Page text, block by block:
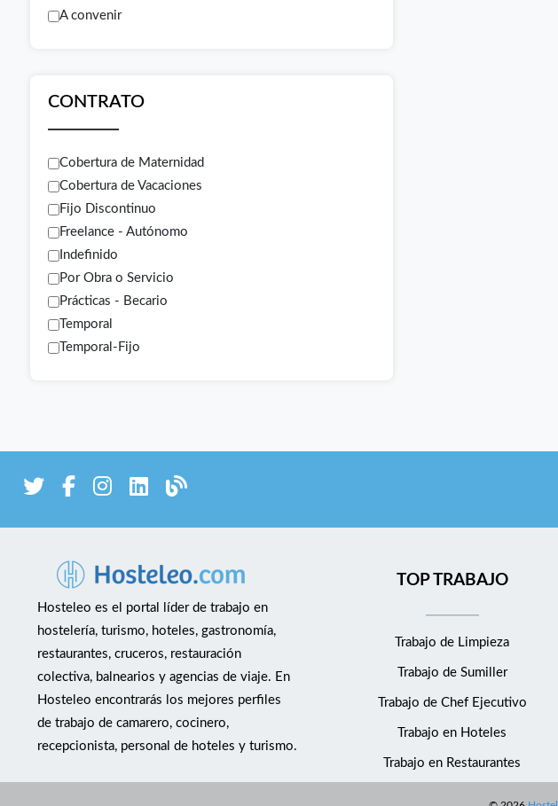
A convenir
CONTRATO
Cobertura de Maternidad
Cobertura de Vacaciones
Fijo Discontinuo
Freelance - Autónomo
Indefinido
Por Obra o Servicio
Prácticas - Becario
Temporal
Temporal-Fijo
Hosteleo es el portal líder de trabajo en
hostelería, turismo, hoteles, gastronomía,
restaurantes, cruceros, restauración
colectiva, balnearios y agencias de viaje. En
Hosteleo encontrarás los mejores perfiles
de trabajo de camarero, cocinero,
recepcionista, personal de hoteles y turismo.
TOP TRABAJO
Trabajo de Limpieza
Trabajo de Sumiller
Trabajo de Chef Ejecutivo
Trabajo en Hoteles
Trabajo en Restaurantes